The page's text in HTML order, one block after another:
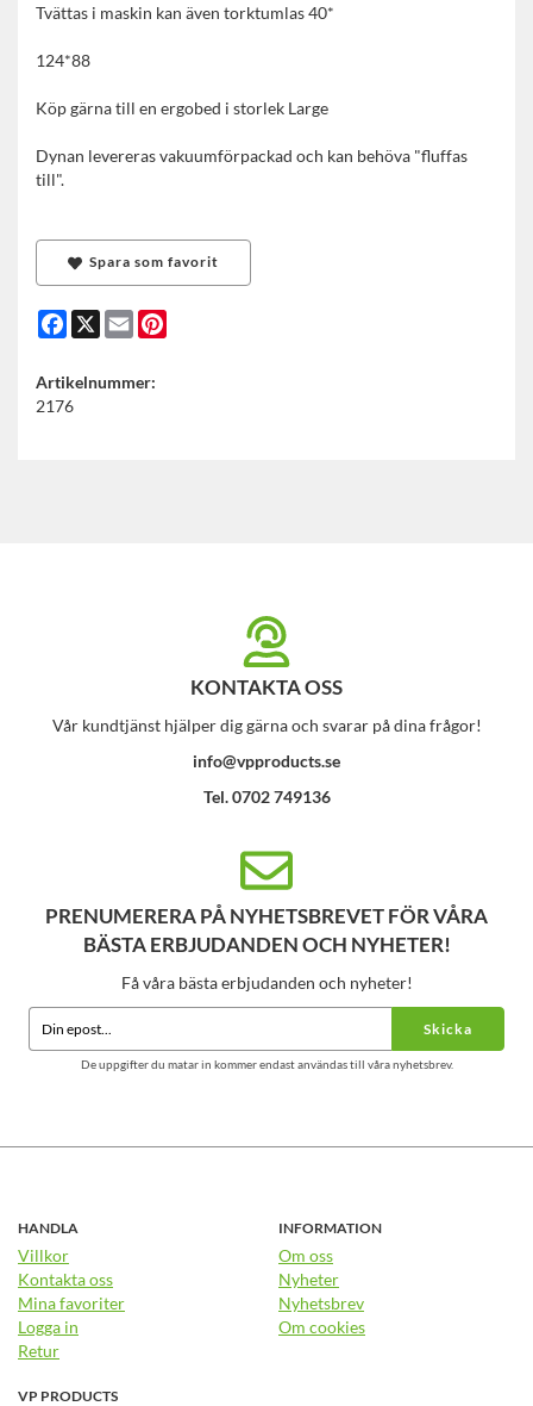
Tvättas i maskin kan även torktumlas 40*
124*88
Köp gärna till en ergobed i storlek Large
Dynan levereras vakuumförpackad och kan behöva "fluffas
till".
Spara som favorit
Facebook
X Email
Artikelnummer:
2176
KONTAKTA OSS
Vår kundtjänst hjälper dig gärna och svarar på dina frågor!
info@vpproducts.se
Tel. 0702 749136
PRENUMERERA PÅ NYHETSBREVET FÖR VÅRA
BÄSTA ERBJUDANDEN OCH NYHETER!
Få våra bästa erbjudanden och nyheter!
Skicka
De uppgifter du matar in kommer endast användas till våra nyhetsbrev.
HANDLA
Villkor
Kontakta oss
Mina favoriter
Logga in
Retur
INFORMATION
Om oss
Nyheter
Nyhetsbrev
Om cookies
VP PRODUCTS